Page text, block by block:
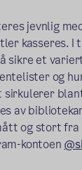
jevnlig
kasseres. I
sikre et
og
av
og stort fra
kontoen